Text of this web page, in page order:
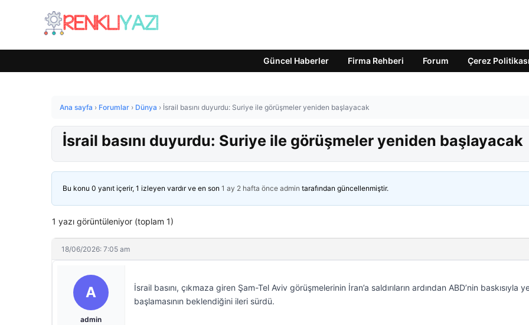
Güncel Haberler Firma Rehberi Forum Çerez Politikası
Ana sayfa › Forumlar › Dünya › İsrail basını duyurdu: Suriye ile görüşmeler yeniden başlayacak
İsrail basını duyurdu: Suriye ile görüşmeler yeniden başlayacak
Bu konu 0 yanıt içerir, 1 izleyen vardır ve en son 1 ay 2 hafta önce admin tarafından güncellenmiştir.
1 yazı görüntüleniyor (toplam 1)
18/06/2026: 7:05 am
A
admin
İsrail basını, çıkmaza giren Şam-Tel Aviv görüşmelerinin İran’a saldırıların ardından ABD’nin baskısıyla
başlamasının beklendiğini ileri sürdü.